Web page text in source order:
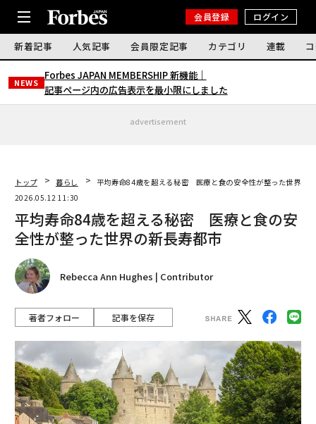
会員登録 ログイン
新着記事 人気記事 会員限定記事 カテゴリ 連載
NEWS
Forbes JAPAN MEMBERSHIP 新機能｜
記事ページ内の広告表示を最小限にしました
advertisement
トップ 暮らし
平均寿命84歳を超える秘密 医療と食の安全性が整った世界の
2026.05.12 11:30
平均寿命84歳を超える秘密 医療と食の安
全性が整った世界の新長寿都市
Rebecca Ann Hughes | Contributor
著者フォロー 記事を保存